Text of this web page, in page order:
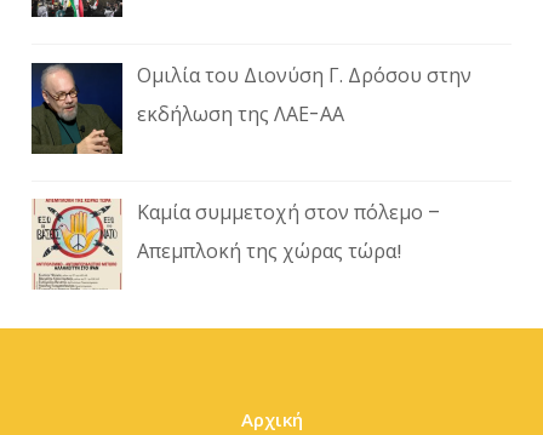
Ομιλία του Διονύση Γ. Δρόσου στην
εκδήλωση της ΛΑΕ-ΑΑ
Καμία συμμετοχή στον πόλεμο –
Απεμπλοκή της χώρας τώρα!
Αρχική